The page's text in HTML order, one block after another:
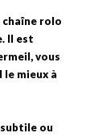
chaîne rolo
Il est
vous
mieux à
ou